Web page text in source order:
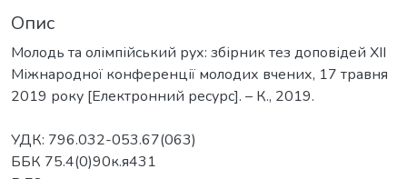
Опис
Молодь та олімпійський рух: збірник тез доповідей XII
Міжнародної конференції молодих вчених, 17 травня
2019 року [Електронний ресурс]. – К., 2019.
УДК: 796.032-053.67(063)
ББК 75.4(0)90к.я431